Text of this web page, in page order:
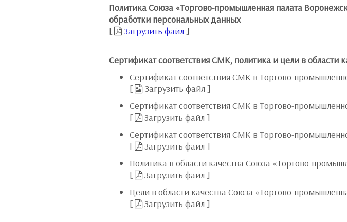
Политика Союза «Торгово-промышленная палата
обработки персональных данных
[
Загрузить файл ]
Сертификат соответствия СМК, политика и цели в области
Сертификат соответствия СМК в Торгово-
[
Загрузить файл ]
Сертификат соответствия СМК в Торгово-
[
Загрузить файл ]
Сертификат соответствия СМК в Торгово-
[
Загрузить файл ]
Политика в области качества Союза «Торгово-
[
Загрузить файл ]
Цели в области качества Союза «Торгово-
[
Загрузить файл ]